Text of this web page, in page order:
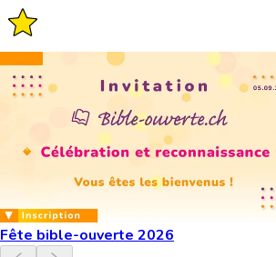
Fête bible-ouverte 2026